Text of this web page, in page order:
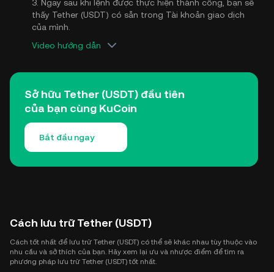
3. Ngay sau khi lệnh được thực hiện thành công, bạn sẽ
thấy Tether (USDT) có sẵn trong Tài khoản giao dịch
của mình.
Video hướng dẫn
Sở hữu Tether (USDT) đầu tiên
của bạn cùng KuCoin
Bắt đầu ngay
Cách lưu trữ Tether (USDT)
Cách tốt nhất để lưu trữ Tether (USDT) có thể sẽ khác nhau tùy thuộc vào
nhu cầu và sở thích của bạn. Hãy xem lại ưu và nhược điểm để tìm ra
phương pháp lưu trữ Tether (USDT) tốt nhất.